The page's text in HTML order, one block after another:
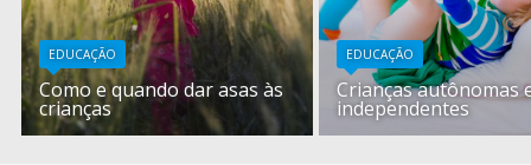
EDUCAÇÃO
Como e quando dar asas às
crianças
EDUCAÇÃO
Crianças autônomas
independentes